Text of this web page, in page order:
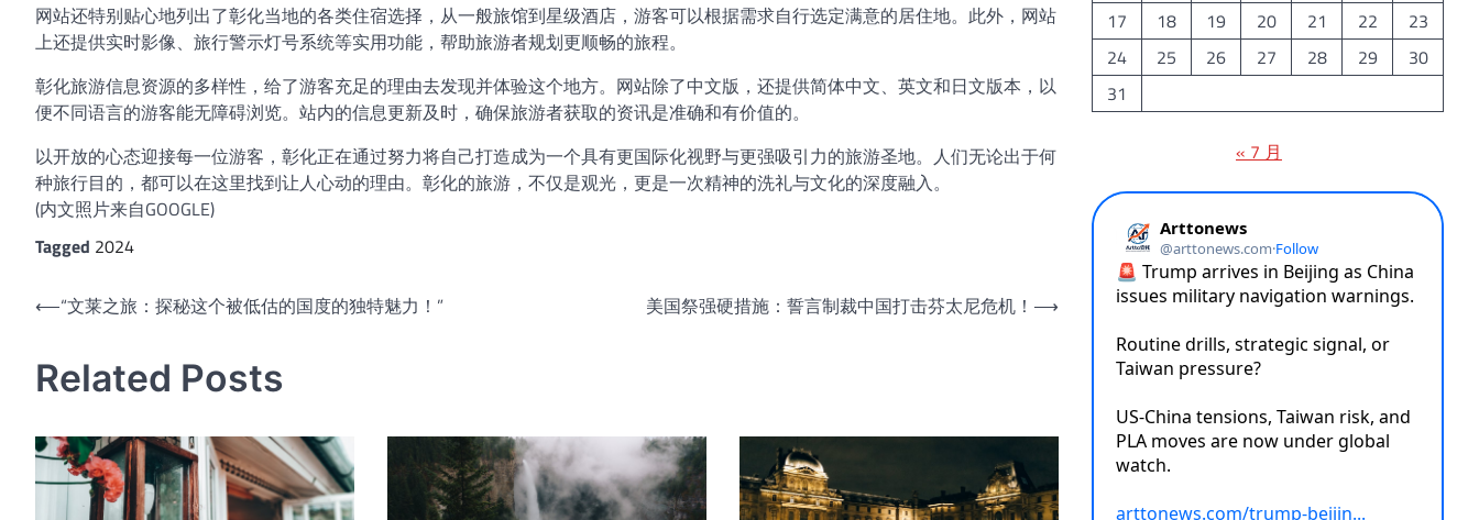
网站还特别贴心地列出了彰化当地的各类住宿选择，从一般旅馆到星级酒店，游客可以根据需求自行选定满意的居住地。此外，网站
上还提供实时影像、旅行警示灯号系统等实用功能，帮助旅游者规划更顺畅的旅程。
彰化旅游信息资源的多样性，给了游客充足的理由去发现并体验这个地方。网站除了中文版，还提供简体中文、英文和日文版本，以
便不同语言的游客能无障碍浏览。站内的信息更新及时，确保旅游者获取的资讯是准确和有价值的。
以开放的心态迎接每一位游客，彰化正在通过努力将自己打造成为一个具有更国际化视野与更强吸引力的旅游圣地。人们无论出于何
种旅行目的，都可以在这里找到让人心动的理由。彰化的旅游，不仅是观光，更是一次精神的洗礼与文化的深度融入。
(内文照片来自GOOGLE)
Tagged 2024
文
导
⟵“文莱之旅：探秘这个被低估的国度的独特魅力！” 美国祭强硬措施：誓言制裁中国打击芬太尼危机！ ⟶
Related Posts
17
18 19 20 21 22
23
24
25 26 27 28 29
30
31
« 7 月